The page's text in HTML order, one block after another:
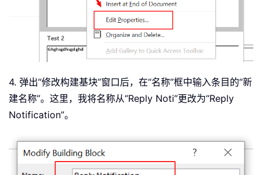
4. 弹出“修改构建基块”窗口后，在“名称”框中输入条目的“新
建名称”。这里，我将名称从“Reply Noti”更改为“Reply
Notification”。